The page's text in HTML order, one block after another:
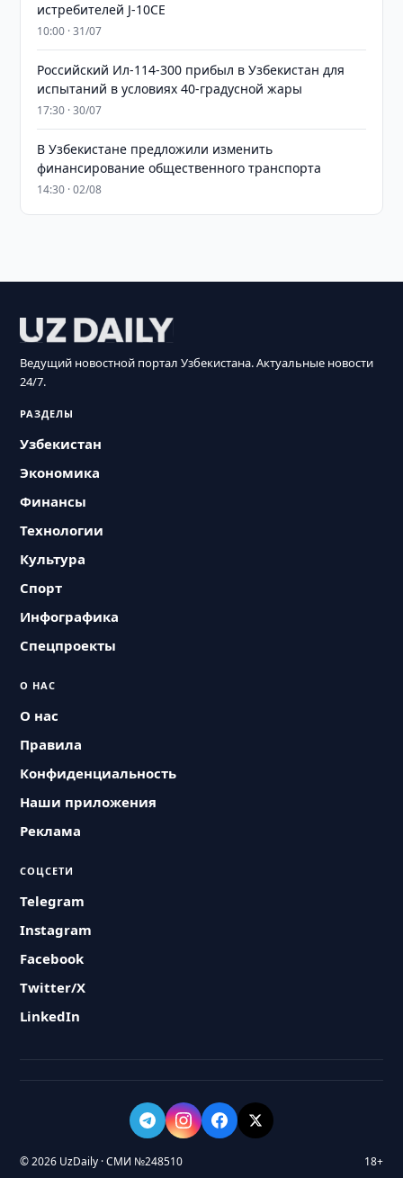
истребителей J-10CE
10:00 · 31/07
Российский Ил-114-300 прибыл в Узбекистан для
испытаний в условиях 40-градусной жары
17:30 · 30/07
В Узбекистане предложили изменить
финансирование общественного транспорта
14:30 · 02/08
Ведущий новостной портал Узбекистана. Актуальные новости
24/7.
РАЗДЕЛЫ
Узбекистан
Экономика
Финансы
Технологии
Культура
Спорт
Инфографика
Спецпроекты
О НАС
О нас
Правила
Конфиденциальность
Наши приложения
Реклама
СОЦСЕТИ
Telegram
Instagram
Facebook
Twitter/X
LinkedIn
© 2026 UzDaily · СМИ №248510 18+